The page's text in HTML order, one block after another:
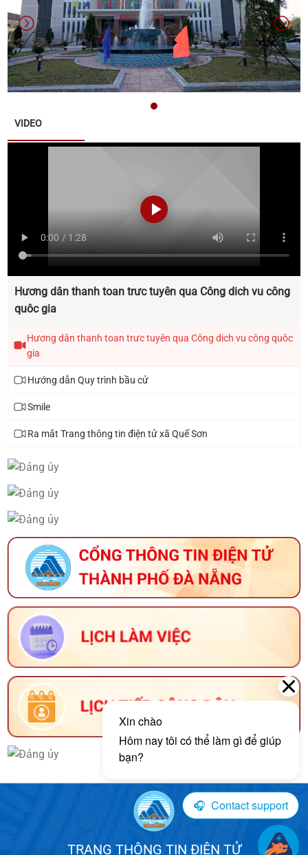
Thông báo về tuyển chọn lao động hợp đồng làm
việc tại Văn phòng Đảng ủy xã Quế Sơn
Thông báo đấu giá tài sản
Thông báo triển khai thực hiện Chiến dịch 90 ngày
xây dựng , hoàn thiện cơ sở dữ liệu đất đai trên địa
bàn xã Quế Sơn
biểu HĐND xã khóa I, nhiệm kỳ 2021 - 2026
VIDEO
Hương dân thanh toan trưc tuyên qua Công dich vu công
quôc gia
Hương dân thanh toan trưc tuyên qua Công dich vu công quôc
gia
Hướng dẫn Quy trình bầu cử
Smile
Ra mắt Trang thông tin điện tử xã Quế Sơn
TRANG THÔNG TIN ĐIỆN TỬ